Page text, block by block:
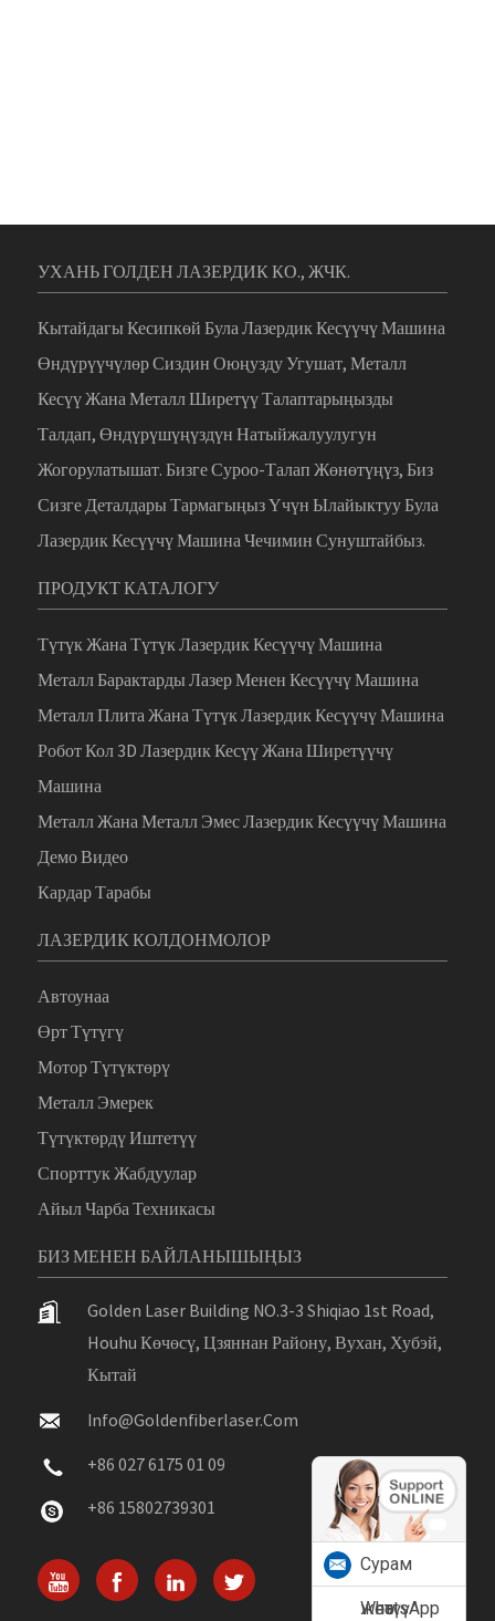
УХАНЬ ГОЛДЕН ЛАЗЕРДИК КО., ЖЧК.
Кытайдагы Кесипкөй Була Лазердик Кесүүчү Машина
Өндүрүүчүлөр Сиздин Оюңузду Угушат, Металл
Кесүү Жана Металл Ширетүү Талаптарыңызды
Талдап, Өндүрүшүңүздүн Натыйжалуулугун
Жогорулатышат. Бизге Суроо-Талап Жөнөтүңүз, Биз
Сизге Деталдары Тармагыңыз Үчүн Ылайыктуу Була
Лазердик Кесүүчү Машина Чечимин Сунуштайбыз.
ПРОДУКТ КАТАЛОГУ
Түтүк Жана Түтүк Лазердик Кесүүчү Машина
Металл Барактарды Лазер Менен Кесүүчү Машина
Металл Плита Жана Түтүк Лазердик Кесүүчү Машина
Робот Кол 3D Лазердик Кесүү Жана Ширетүүчү
Машина
Металл Жана Металл Эмес Лазердик Кесүүчү Машина
Демо Видео
Кардар Тарабы
ЛАЗЕРДИК КОЛДОНМОЛОР
Автоунаа
Өрт Түтүгү
Мотор Түтүктөрү
Металл Эмерек
Түтүктөрдү Иштетүү
Спорттук Жабдуулар
Айыл Чарба Техникасы
БИЗ МЕНЕН БАЙЛАНЫШЫҢЫЗ
Golden Laser Building NO.3-3 Shiqiao 1st Road,
Houhu Көчөсү, Цзяннан Району, Вухан, Хубэй,
Кытай
Info@goldenfiberlaser.com
+86 027 6175 01 09
+86 15802739301
Сурам
жөнөтүү
WhatsApp